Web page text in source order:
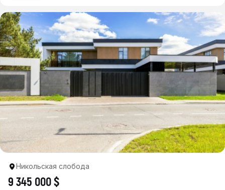
Никольская слобода
9 345 000 $